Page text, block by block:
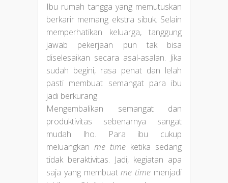
Ibu rumah tangga yang memutuskan
berkarir memang ekstra sibuk. Selain
memperhatikan keluarga, tanggung
jawab pekerjaan pun tak bisa
diselesaikan secara asal-asalan. Jika
sudah begini, rasa penat dan lelah
pasti membuat semangat para ibu
jadi berkurang.
Mengembalikan semangat dan
produktivitas sebenarnya sangat
mudah lho. Para ibu cukup
meluangkan me time ketika sedang
tidak beraktivitas. Jadi, kegiatan apa
saja yang membuatme time menjadi